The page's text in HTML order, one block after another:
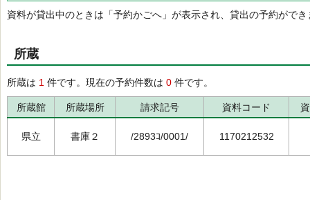
資料が貸出中のときは「予約かごへ」が表示され、貸出の予約ができ
所蔵
所蔵は 1 件です。現在の予約件数は 0 件です。
所蔵館 所蔵場所 請求記号 資料コード
県立 書庫２ /2893ｺ/0001/ 1170212532